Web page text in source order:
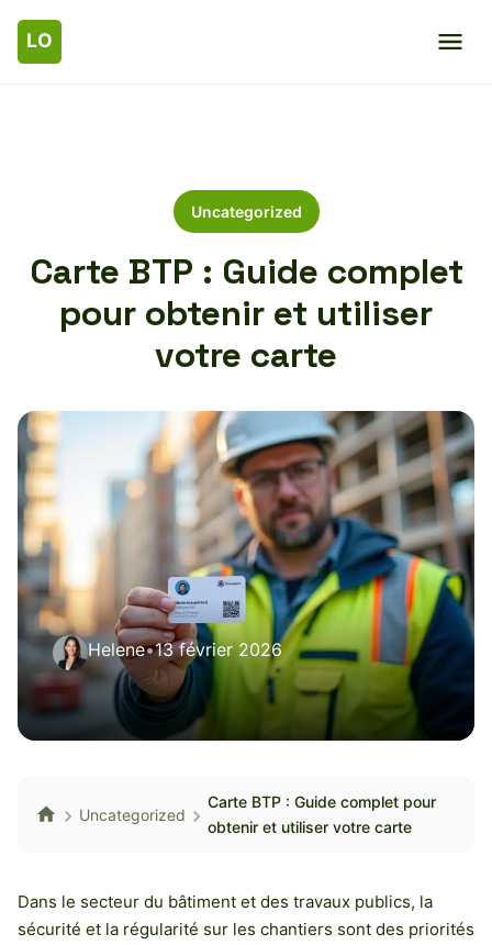
Uncategorized
Carte BTP : Guide complet
pour obtenir et utiliser
votre carte
Helene•13 février 2026
Uncategorized
Carte BTP : Guide complet pour
obtenir et utiliser votre carte
Dans le secteur du bâtiment et des travaux publics, la
sécurité et la régularité sur les chantiers sont des priorités